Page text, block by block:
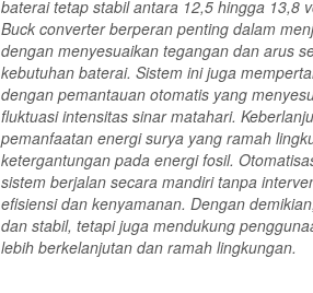
baterai tetap stabil antara 12,5 hingga 13,8
Buck converter berperan penting dalam
dengan menyesuaikan tegangan dan arus
kebutuhan baterai. Sistem ini juga
dengan pemantauan otomatis yang
fluktuasi intensitas sinar matahari.
pemanfaatan energi surya yang ramah
ketergantungan pada energi fosil.
sistem berjalan secara mandiri tanpa
efisiensi dan kenyamanan. Dengan
dan stabil, tetapi juga mendukung
lebih berkelanjutan dan ramah lingkungan.